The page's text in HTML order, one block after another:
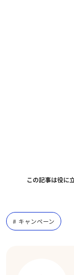
この記事は役に
キャンペーン